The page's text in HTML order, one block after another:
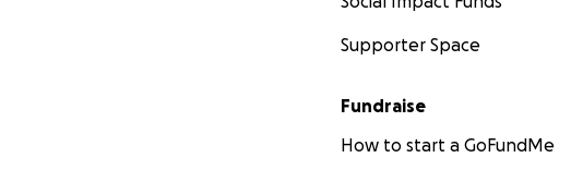
Supporter Space
Fundraise
How to start a GoFundMe